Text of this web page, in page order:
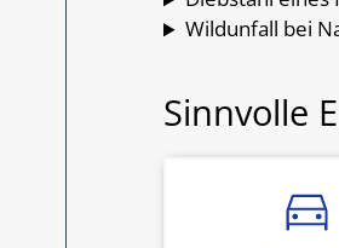
Wildunfall bei
Sinnvolle